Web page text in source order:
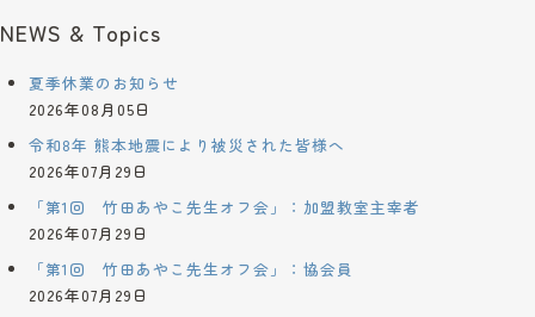
NEWS & Topics
夏季休業のお知らせ
2026年08月05日
令和8年 熊本地震により被災された皆様へ
2026年07月29日
「第1回 竹田あやこ先生オフ会」：加盟教室主宰者
2026年07月29日
「第1回 竹田あやこ先生オフ会」：協会員
2026年07月29日